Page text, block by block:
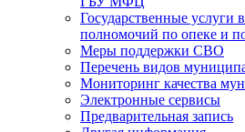
Государственные услуги
полномочий по опеке и
Меры поддержки СВО
Перечень видов
Мониторинг качества
Электронные сервисы
Предварительная запись